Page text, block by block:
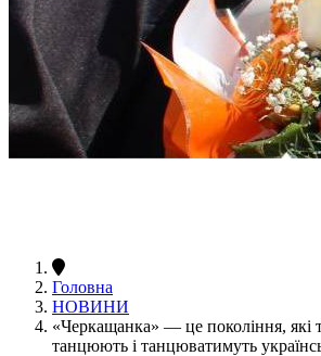
Головна
НОВИНИ
«Черкащанка» — це покоління, які
танцюють і танцюватимуть